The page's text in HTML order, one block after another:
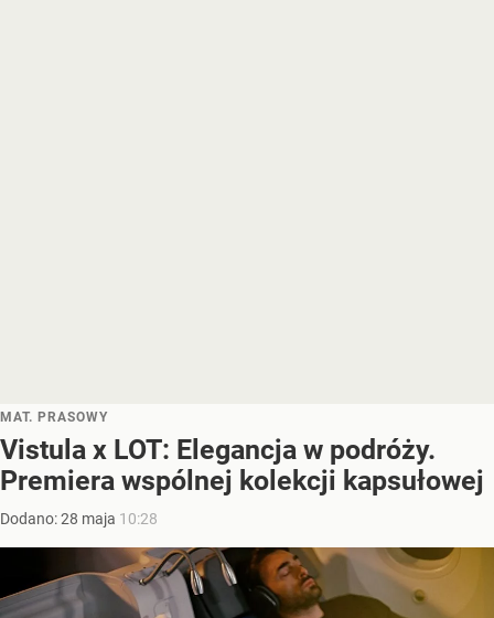
MAT. PRASOWY
Vistula x LOT: Elegancja w podróży.
Premiera wspólnej kolekcji kapsułowej
Dodano:28 maja 10:28